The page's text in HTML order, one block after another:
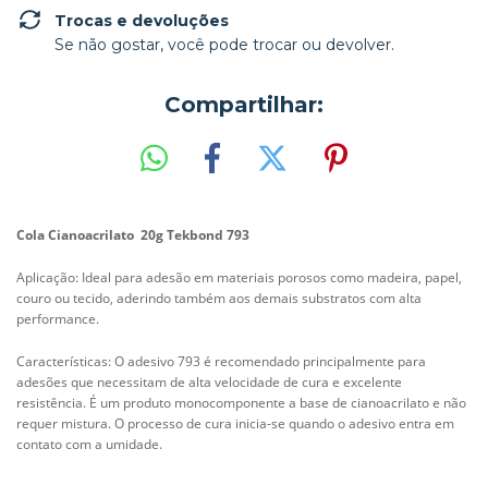
Trocas e devoluções
Se não gostar, você pode trocar ou devolver.
Compartilhar:
Cola Cianoacrilato 20g Tekbond 793
Aplicação: Ideal para adesão em materiais porosos como madeira, papel,
couro ou tecido, aderindo também aos demais substratos com alta
performance.
Características:O adesivo 793 é recomendado principalmente para
adesões que necessitam de alta velocidade de cura e excelente
resistência. É um produto monocomponente a base de cianoacrilato e não
requer mistura. O processo de cura inicia-se quando o adesivo entra em
contato com a umidade.